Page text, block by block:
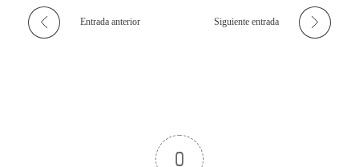
Entrada anterior Siguiente entrada
0